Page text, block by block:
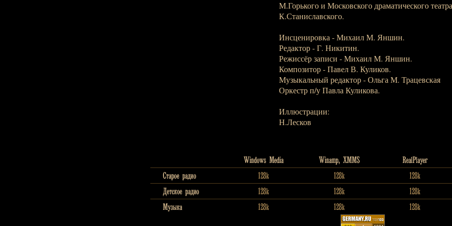
М.Горького и Московского драматического
К.Станиславского.
Инсценировка - Михаил М. Яншин.
Редактор - Г. Никитин.
Режиссёр записи - Михаил М. Яншин.
Композитор - Павел В. Куликов.
Музыкальный редактор - Ольга М. Трацевская
Оркестр п/у Павла Куликова.
Иллюстрации:
Н.Лесков